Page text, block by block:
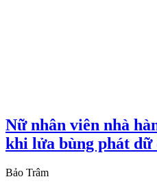
Nữ nhân viên nhà
khi lửa bùng phát dữ
Bảo Trâm